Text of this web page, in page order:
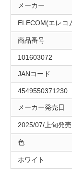
メーカー
ELECOM(エレコ
商品番号
101603072
JANコード
4549550371230
メーカー発売日
2025/07/上旬発売
色
ホワイト